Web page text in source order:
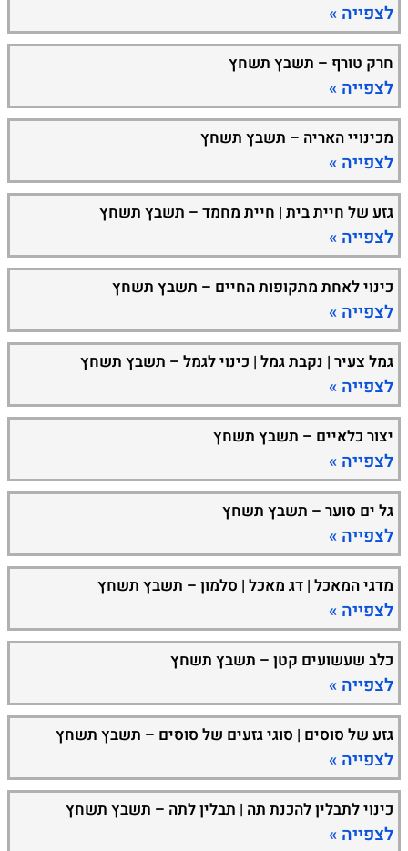
לצפייה »
חרק טורף – תשבץ תשחץ
לצפייה »
מכינויי האריה – תשבץ תשחץ
לצפייה »
גזע של חיית בית | חיית מחמד – תשבץ תשחץ
לצפייה »
כינוי לאחת מתקופות החיים – תשבץ תשחץ
לצפייה »
גמל צעיר | נקבת גמל | כינוי לגמל – תשבץ תשחץ
לצפייה »
יצור כלאיים – תשבץ תשחץ
לצפייה »
גל ים סוער – תשבץ תשחץ
לצפייה »
מדגי המאכל | דג מאכל | סלמון – תשבץ תשחץ
לצפייה »
כלב שעשועים קטן – תשבץ תשחץ
לצפייה »
גזע של סוסים | סוגי גזעים של סוסים – תשבץ תשחץ
לצפייה »
כינוי לתבלין להכנת תה | תבלין לתה – תשבץ תשחץ
לצפייה »